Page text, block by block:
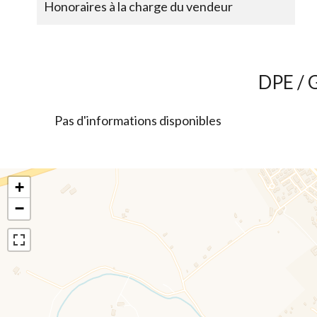
Honoraires à la charge du vendeur
DPE /
Pas d'informations disponibles
+
−